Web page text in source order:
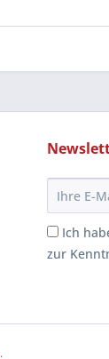
Ich
zur
.